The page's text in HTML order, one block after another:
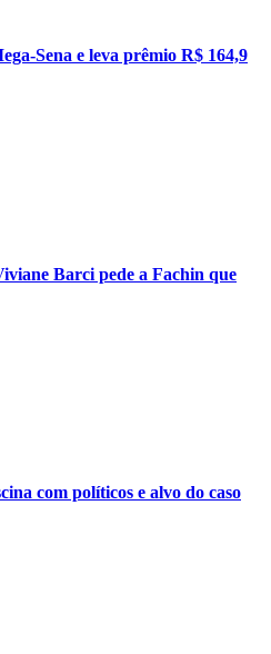
Sena e leva prêmio R$ 164,9
Barci pede a Fachin que
com políticos e alvo do caso